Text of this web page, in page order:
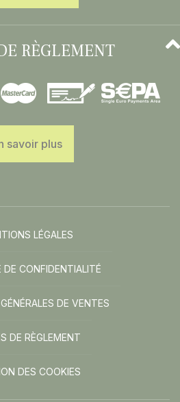
RÈGLEMENT
savoir plus
LÉGALES
DE CONFIDENTIALITÉ
DE VENTES
DE RÈGLEMENT
DES COOKIES